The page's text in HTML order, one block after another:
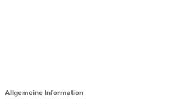
Allgemeine Information